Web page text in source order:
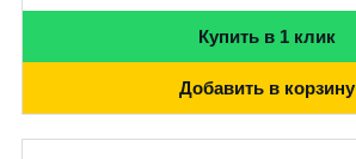
Купить в 1 клик
Добавить в корзину